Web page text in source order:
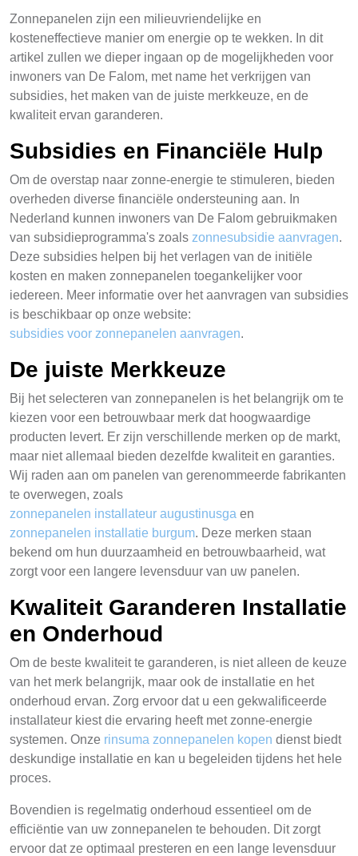
Zonnepanelen zijn een milieuvriendelijke en
kosteneffectieve manier om energie op te wekken. In dit
artikel zullen we dieper ingaan op de mogelijkheden voor
inwoners van De Falom, met name het verkrijgen van
subsidies, het maken van de juiste merkkeuze, en de
kwaliteit ervan garanderen.
Subsidies en Financiële Hulp
Om de overstap naar zonne-energie te stimuleren, bieden
overheden diverse financiële ondersteuning aan. In
Nederland kunnen inwoners van De Falom gebruikmaken
van subsidieprogramma's zoals zonnesubsidie aanvragen.
Deze subsidies helpen bij het verlagen van de initiële
kosten en maken zonnepanelen toegankelijker voor
iedereen. Meer informatie over het aanvragen van subsidies
is beschikbaar op onze website:
subsidies voor zonnepanelen aanvragen.
De juiste Merkkeuze
Bij het selecteren van zonnepanelen is het belangrijk om te
kiezen voor een betrouwbaar merk dat hoogwaardige
producten levert. Er zijn verschillende merken op de markt,
maar niet allemaal bieden dezelfde kwaliteit en garanties.
Wij raden aan om panelen van gerenommeerde fabrikanten
te overwegen, zoals
zonnepanelen installateur augustinusga en
zonnepanelen installatie burgum. Deze merken staan
bekend om hun duurzaamheid en betrouwbaarheid, wat
zorgt voor een langere levensduur van uw panelen.
Kwaliteit Garanderen Installatie
en Onderhoud
Om de beste kwaliteit te garanderen, is niet alleen de keuze
van het merk belangrijk, maar ook de installatie en het
onderhoud ervan. Zorg ervoor dat u een gekwalificeerde
installateur kiest die ervaring heeft met zonne-energie
systemen. Onze rinsuma zonnepanelen kopen dienst biedt
deskundige installatie en kan u begeleiden tijdens het hele
proces.
Bovendien is regelmatig onderhoud essentieel om de
efficiëntie van uw zonnepanelen te behouden. Dit zorgt
ervoor dat ze optimaal presteren en een lange levensduur